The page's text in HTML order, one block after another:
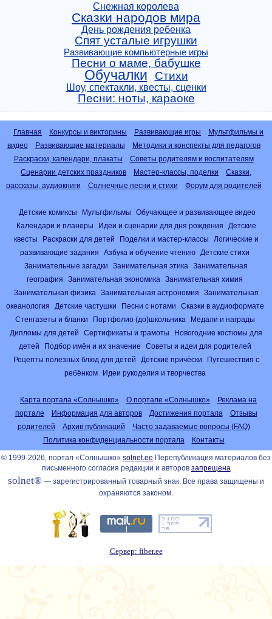
Снежная королева
Сказки народов мира
День рождения ребенка
Спят усталые игрушки
Развивающие компьютерные игры
Песни о маме, бабушке
Обучалки Стихи
Шоу, спектакли, квесты, сценки
Песни: ноты, караоке
Главная Конкурсы и викторины Развивающие игры
Мультфильмы и
видео
Развивающие материалы
Методики и конспекты для педагогов
Раскраски, календари, плакаты
Советы родителям и воспитателям
Сценарии детских праздников
Мастер-классы, поделки
Сказки,
рассказы, аудиокниги
Солнечные песни и стихи Форум для родителей
Детские комиксы Мультфильмы
Обучающее и развивающее видео
Календари и планеры
Идеи и сценарии для дня рождения
Детские
квесты
Раскраски для детей Поделки и мастер-классы
Логические и
развивающие задания
Азбука и обучение чтению
Детские стихи
Занимательные загадки
Занимательная этика
Занимательная
география
Занимательная экономика
Занимательная химия
Занимательная физика
Занимательная астрономия
Занимательная
океанология
Детские частушки Песни с нотами
Сказки в аудиоформате
Стенгазеты и бланки
Портфолио (до)школьника
Медали и награды
Дипломы для детей
Сертификаты и грамоты
Новогодние костюмы для
детей
Подбор имён и их значение
Советы и идеи для родителей
Рецепты полезных блюд для детей
Детские причёски
Путешествия с
ребёнком
Идеи рукоделия и творчества
Карта портала «Солнышко» О портале «Солнышко»
Реклама на
портале
Информация для авторов Достижения портала
Отзывы
родителей
Архив публикаций
Часто задаваемые вопросы (FAQ)
Политика конфиденциальности портала
Контакты
© 1999-2026, портал «Солнышко» solnet.ee Перепубликация материалов без
письменного согласия редакции и авторов запрещена
solnet® — зарегистрированный товарный знак. Все права защищены и
охраняются законом.
Сервер: fiber.ee